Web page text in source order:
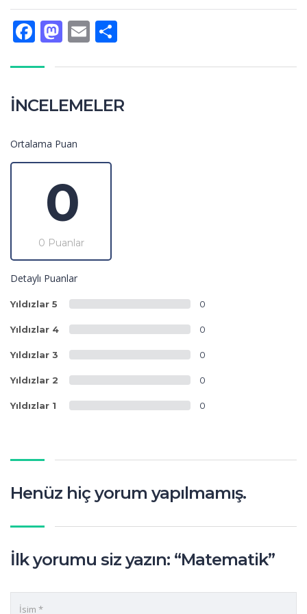
Facebook
Mastodon
Email
İNCELEMELER
Ortalama Puan
0
0 Puanlar
Detaylı Puanlar
Yıldızlar 5 0
Yıldızlar 4 0
Yıldızlar 3 0
Yıldızlar 2 0
Yıldızlar 1 0
Henüz hiç yorum yapılmamış.
İlk yorumu siz yazın: “Matematik”